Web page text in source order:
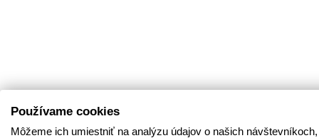
Používame cookies
Môžeme ich umiestniť na analýzu údajov o našich